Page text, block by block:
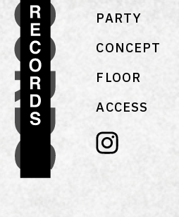
PARTY
CONCEPT
FLOOR
ACCESS